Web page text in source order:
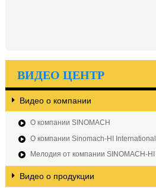
ВИДЕО ЦЕНТР
Видео о компании
О компании SINOMACH
О компании Sinomach-HI International
Мелодия от компании SINOMACH-HI
Видео о продукции